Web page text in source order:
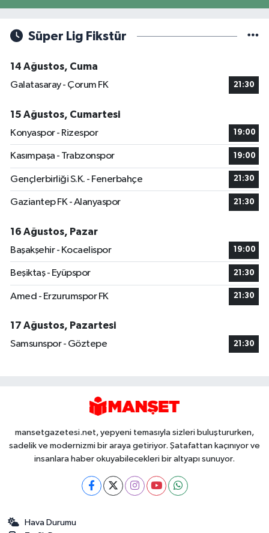
Süper Lig Fikstür
14 Ağustos, Cuma
Galatasaray - Çorum FK
21:30
15 Ağustos, Cumartesi
Konyaspor - Rizespor
19:00
Kasımpaşa - Trabzonspor 19:00
Gençlerbirliği S.K. - Fenerbahçe 21:30
Gaziantep FK - Alanyaspor 21:30
16 Ağustos, Pazar
Başakşehir - Kocaelispor
19:00
Beşiktaş - Eyüpspor 21:30
Amed - Erzurumspor FK 21:30
17 Ağustos, Pazartesi
Samsunspor - Göztepe
21:30
mansetgazetesi.net, yepyeni temasıyla sizleri buluştururken,
sadelik ve modernizmi bir araya getiriyor. Şatafattan kaçınıyor ve
insanlara haber okuyabilecekleri bir altyapı sunuyor.
Hava Durumu